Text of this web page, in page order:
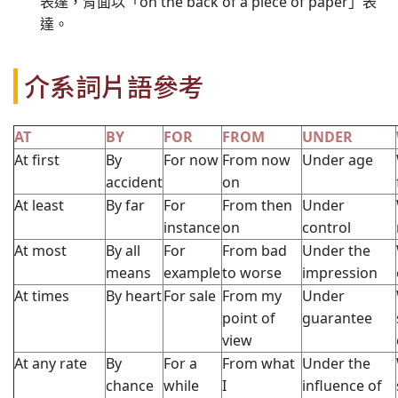
達。
介系詞片語參考
AT BY FOR FROM UNDER
At first
By
accident
For now From now
on
Under age
At least
By far
For
instance
From then
on
Under
control
At most
By all
means
For
example
From bad
to worse
Under the
impression
At times
By heartFor sale From my
point of
view
Under
guarantee
At any rate
By
chance
For a
while
From what
I
Under the
influence of